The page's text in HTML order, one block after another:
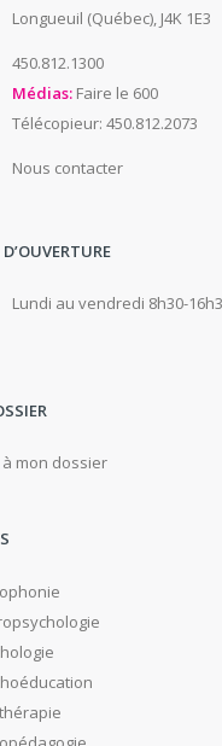
Longueuil (Québec), J4K 1E3
450.812.1300
Médias: Faire le 600
Télécopieur: 450.812.2073
Nous contacter
Lundi au vendredi 8h30-
mon dossier